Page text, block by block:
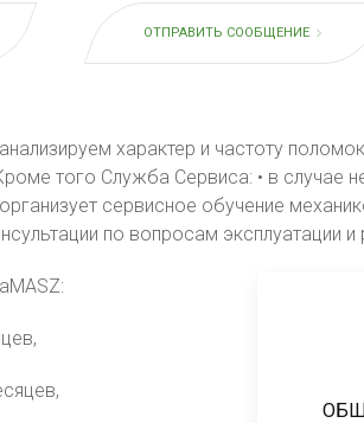
ОТПРАВИТЬ СООБЩЕНИЕ
характер и частоту
того Служба Сервиса: • в случае
сервисное обучение
по вопросам эксплуатации